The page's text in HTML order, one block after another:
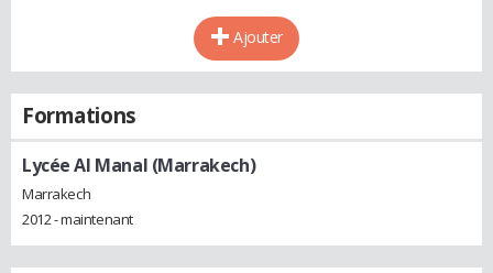
Ajouter
Formations
Lycée Al Manal (Marrakech)
Marrakech
2012 - maintenant